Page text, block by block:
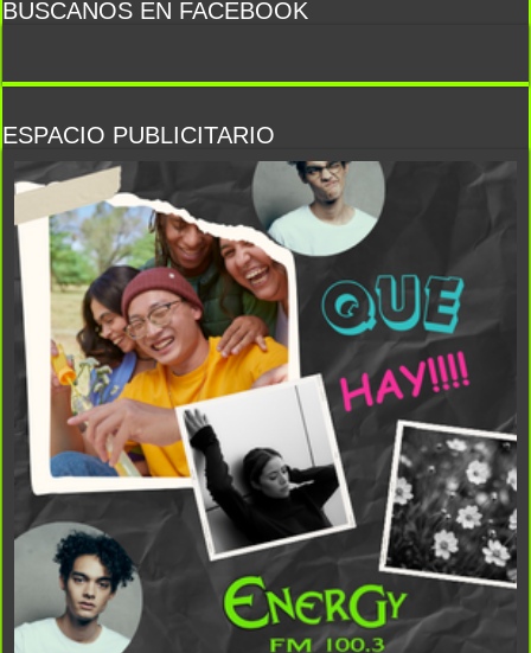
BUSCANOS EN FACEBOOK
ESPACIO PUBLICITARIO